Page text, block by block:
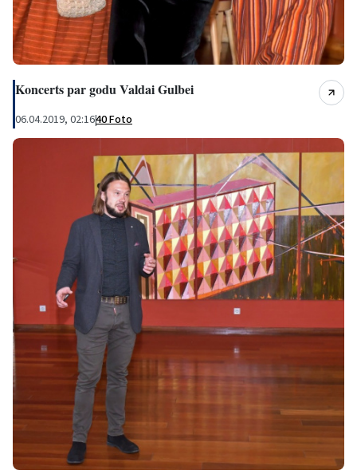
Koncerts par godu Valdai Gulbei
06.04.2019, 02:16|40 Foto